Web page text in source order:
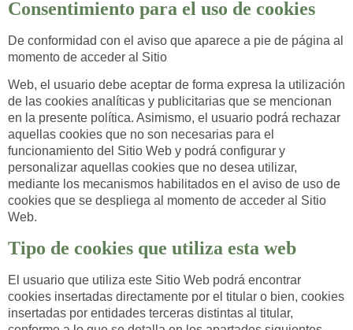
Consentimiento para el uso de cookies
De conformidad con el aviso que aparece a pie de página al
momento de acceder al Sitio
Web, el usuario debe aceptar de forma expresa la utilización
de las cookies analíticas y publicitarias que se mencionan
en la presente política. Asimismo, el usuario podrá rechazar
aquellas cookies que no son necesarias para el
funcionamiento del Sitio Web y podrá configurar y
personalizar aquellas cookies que no desea utilizar,
mediante los mecanismos habilitados en el aviso de uso de
cookies que se despliega al momento de acceder al Sitio
Web.
Tipo de cookies que utiliza esta web
El usuario que utiliza este Sitio Web podrá encontrar
cookies insertadas directamente por el titular o bien, cookies
insertadas por entidades terceras distintas al titular,